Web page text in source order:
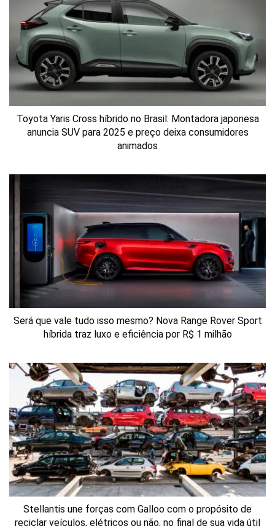
Toyota Yaris Cross híbrido no Brasil: Montadora japonesa
anuncia SUV para 2025 e preço deixa consumidores
animados
Será que vale tudo isso mesmo? Nova Range Rover Sport
híbrida traz luxo e eficiência por R$ 1 milhão
Stellantis une forças com Galloo com o propósito de
reciclar veículos, elétricos ou não, no final de sua vida útil